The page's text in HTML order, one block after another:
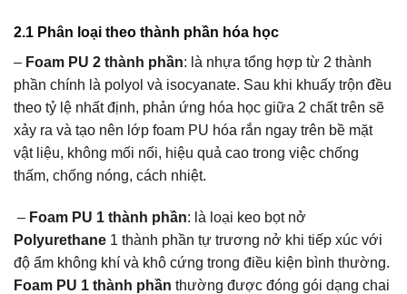
2.1 Phân loại theo thành phần hóa học
– Foam PU 2 thành phần: là nhựa tổng hợp từ 2 thành
phần chính là polyol và isocyanate. Sau khi khuấy trộn đều
theo tỷ lệ nhất định, phản ứng hóa học giữa 2 chất trên sẽ
xảy ra và tạo nên lớp foam PU hóa rắn ngay trên bề mặt
vật liệu, không mối nối, hiệu quả cao trong việc chống
thấm, chống nóng, cách nhiệt.
– Foam PU 1 thành phần: là loại keo bọt nở
Polyurethane 1 thành phần tự trương nở khi tiếp xúc với
độ ẩm không khí và khô cứng trong điều kiện bình thường.
Foam PU 1 thành phần thường được đóng gói dạng chai